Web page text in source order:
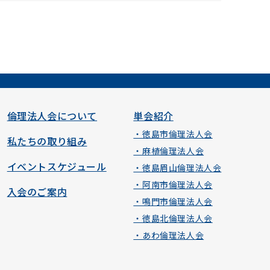
倫理法人会について
私たちの取り組み
イベントスケジュール
入会のご案内
単会紹介
・徳島市倫理法人会
・麻植倫理法人会
・徳島眉山倫理法人会
・阿南市倫理法人会
・鳴門市倫理法人会
・徳島北倫理法人会
・あわ倫理法人会